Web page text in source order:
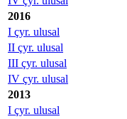
2016
I çyr. ulusal
II çyr. ulusal
III çyr. ulusal
IV çyr. ulusal
2013
I çyr. ulusal